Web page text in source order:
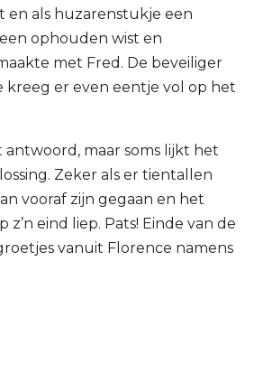
en als huzarenstukje een
ophouden wist en
met Fred. De beveiliger
kreeg er even eentje vol op het
antwoord, maar soms lijkt het
Zeker als er tientallen
vooraf zijn gegaan en het
eind liep. Pats! Einde van de
vanuit Florence namens